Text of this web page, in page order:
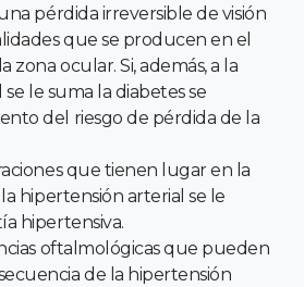
pérdida irreversible de visión
que se producen en el
ocular. Si, además, a la
le suma la diabetes se
del riesgo de pérdida de la
que tienen lugar en la
hipertensión arterial se le
hipertensiva.
oftalmológicas que pueden
de la hipertensión